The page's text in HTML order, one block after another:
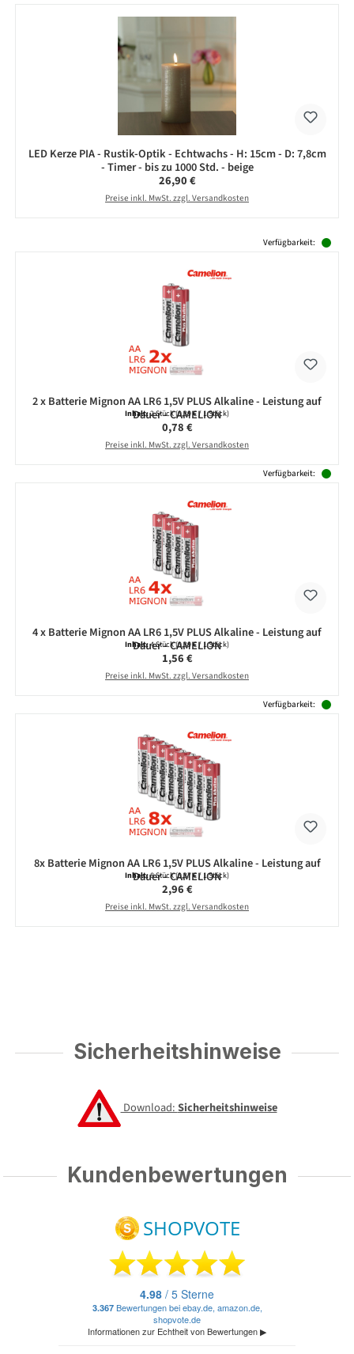
LED Kerze PIA - Rustik-Optik - Echtwachs - H: 15cm - D: 7,8cm
- Timer - bis zu 1000 Std. - beige
Regulärer Preis:
26,90 €
Preise inkl. MwSt. zzgl. Versandkosten
Verfügbarkeit:
2 x Batterie Mignon AA LR6 1,5V PLUS Alkaline - Leistung auf
Dauer - CAMELION
Inhalt:2 Stück(0,39 € / 1 Stück)
Regulärer Preis:
0,78 €
Preise inkl. MwSt. zzgl. Versandkosten
Verfügbarkeit:
4 x Batterie Mignon AA LR6 1,5V PLUS Alkaline - Leistung auf
Dauer - CAMELION
Inhalt:4 Stück(0,39 € / 1 Stück)
Regulärer Preis:
1,56 €
Preise inkl. MwSt. zzgl. Versandkosten
Verfügbarkeit:
8x Batterie Mignon AA LR6 1,5V PLUS Alkaline - Leistung auf
Dauer - CAMELION
Inhalt:8 Stück(0,37 € / 1 Stück)
Regulärer Preis:
2,96 €
Preise inkl. MwSt. zzgl. Versandkosten
Sicherheitshinweise
Download:Sicherheitshinweise
Kundenbewertungen